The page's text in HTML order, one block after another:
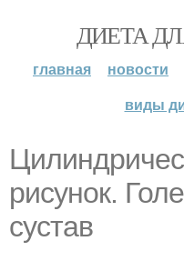
ДИЕТА
главная новости
виды
рисунок.
сустав